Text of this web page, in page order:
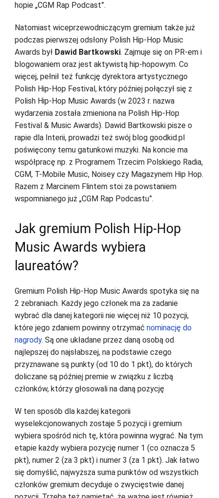
hopie „CGM Rap Podcast”.
Natomiast wiceprzewodniczącym gremium także już
podczas pierwszej odsłony Polish Hip-Hop Music
Awards był Dawid Bartkowski. Zajmuje się on PR-em i
blogowaniem oraz jest aktywistą hip-hopowym. Co
więcej, pełnił też funkcję dyrektora artystycznego
Polish Hip-Hop Festival, który później połączył się z
Polish Hip-Hop Music Awards (w 2023 r. nazwa
wydarzenia została zmieniona na Polish Hip-Hop
Festival & Music Awards). Dawid Bartkowski pisze o
rapie dla Interii, prowadzi też swój blog goodkid.pl
poświęcony temu gatunkowi muzyki. Na koncie ma
współpracę np. z Programem Trzecim Polskiego Radia,
CGM, T-Mobile Music, Noisey czy Magazynem Hip Hop.
Razem z Marcinem Flintem stoi za powstaniem
wspomnianego już „CGM Rap Podcastu”.
Jak gremium Polish Hip-Hop
Music Awards wybiera
laureatów?
Gremium Polish Hip-Hop Music Awards spotyka się na
2 zebraniach. Każdy jego członek ma za zadanie
wybrać dla danej kategorii nie więcej niż 10 pozycji,
które jego zdaniem powinny otrzymać nominację do
nagrody. Są one układane przez daną osobą od
najlepszej do najsłabszej, na podstawie czego
przyznawane są punkty (od 10 do 1 pkt), do których
doliczane są później premie w związku z liczbą
członków, którzy głosowali na daną pozycję
W ten sposób dla każdej kategorii
wyselekcjonowanych zostaje 5 pozycji i gremium
wybiera spośród nich tę, która powinna wygrać. Na tym
etapie każdy wybiera pozycję numer 1 (co oznacza 5
pkt), numer 2 (za 3 pkt) i numer 3 (za 1 pkt). Jak łatwo
się domyślić, najwyższa suma punktów od wszystkich
członków gremium decyduje o zwycięstwie danej